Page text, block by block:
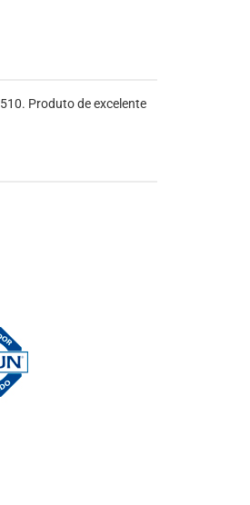
Produto de excelente